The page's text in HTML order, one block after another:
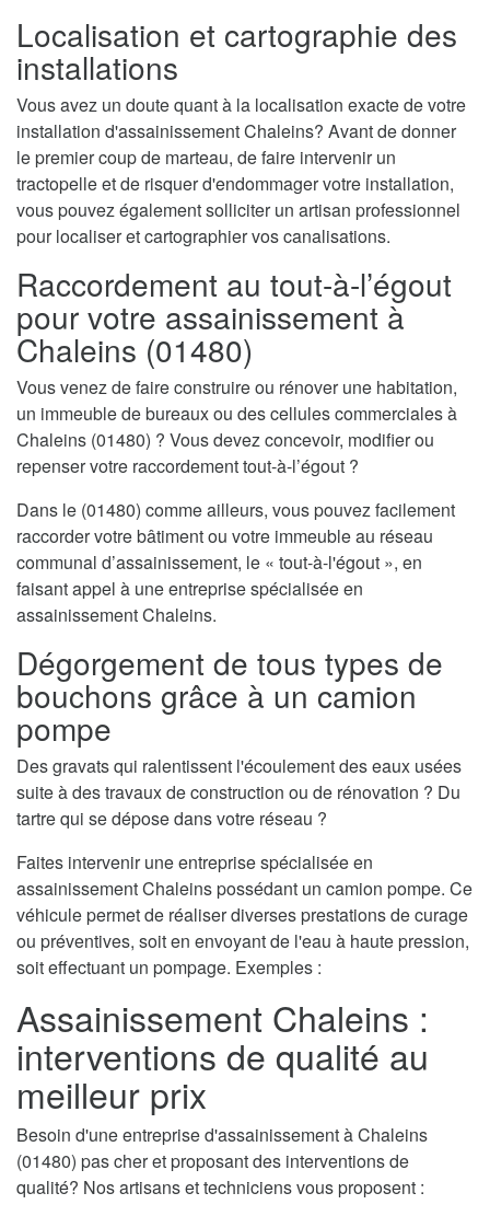
Localisation et cartographie des
installations
Vous avez un doute quant à la localisation exacte de votre
installation d'assainissement Chaleins? Avant de donner
le premier coup de marteau, de faire intervenir un
tractopelle et de risquer d'endommager votre installation,
vous pouvez également solliciter un artisan professionnel
pour localiser et cartographier vos canalisations.
Raccordement au tout-à-l’égout
pour votre assainissement à
Chaleins (01480)
Vous venez de faire construire ou rénover une habitation,
un immeuble de bureaux ou des cellules commerciales à
Chaleins (01480) ? Vous devez concevoir, modifier ou
repenser votre raccordement tout-à-l’égout ?
Dans le (01480) comme ailleurs, vous pouvez facilement
raccorder votre bâtiment ou votre immeuble au réseau
communal d’assainissement, le « tout-à-l'égout », en
faisant appel à une entreprise spécialisée en
assainissement Chaleins.
Dégorgement de tous types de
bouchons grâce à un camion
pompe
Des gravats qui ralentissent l'écoulement des eaux usées
suite à des travaux de construction ou de rénovation ? Du
tartre qui se dépose dans votre réseau ?
Faites intervenir une entreprise spécialisée en
assainissement Chaleins possédant un camion pompe. Ce
véhicule permet de réaliser diverses prestations de curage
ou préventives, soit en envoyant de l'eau à haute pression,
soit effectuant un pompage. Exemples :
Assainissement Chaleins :
interventions de qualité au
meilleur prix
Besoin d'une entreprise d'assainissement à Chaleins
(01480) pas cher et proposant des interventions de
qualité? Nos artisans et techniciens vous proposent :